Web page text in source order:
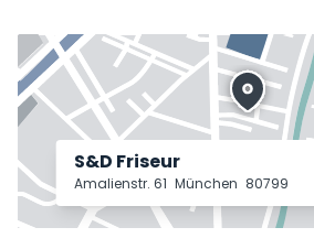
S&D Friseur
Amalienstr. 61 München 80799